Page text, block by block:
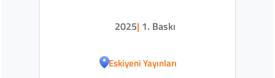
2025| 1. Baskı
Eskiyeni Yayınları